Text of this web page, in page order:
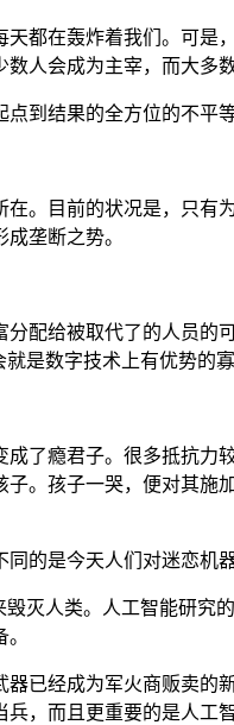
都在轰炸着我们。可
人会成为主宰，而大多
到结果的全方位的不平
。目前的状况是，只
垄断之势。
配给被取代了的人员
就是数字技术上有优势的
了瘾君子。很多抵抗
。孩子一哭，便对其
的是今天人们对迷恋机
灭人类。人工智能研
已经成为军火商贩卖
，而且更重要的是人